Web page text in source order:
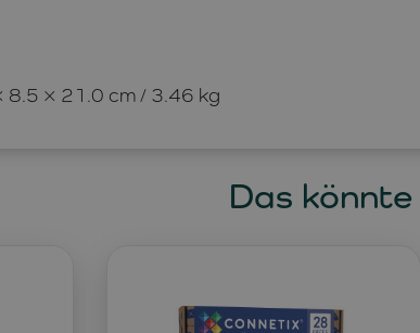
8.5 × 21.0 cm / 3.46 kg
Das